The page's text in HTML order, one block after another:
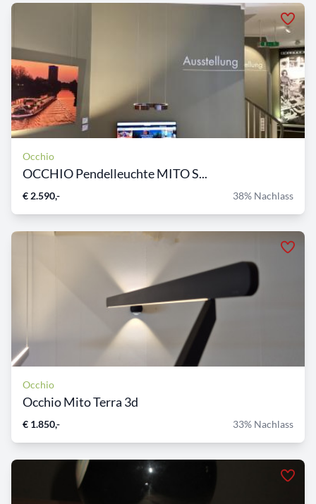
Occhio
OCCHIO Pendelleuchte MITO S...
€ 2.590,- 38% Nachlass
Occhio
Occhio Mito Terra 3d
€ 1.850,- 33% Nachlass